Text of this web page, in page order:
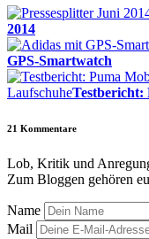
2014
GPS-Smartwatch
LaufschuheTestbericht:
21 Kommentare
Lob, Kritik und
Zum Bloggen gehören
Name
Mail